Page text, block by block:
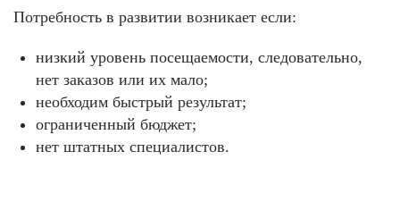
Потребность в развитии возникает если:
низкий уровень посещаемости, следовательно,
нет заказов или их мало;
необходим быстрый результат;
ограниченный бюджет;
нет штатных специалистов.